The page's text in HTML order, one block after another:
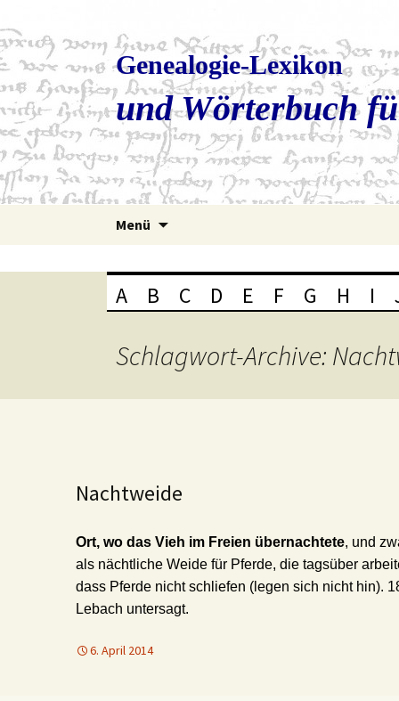
Genealogie-Lexikon
und Wörterbuch
Menü
A B C D E F G H I
Schlagwort-Archive:
Nachtweide
Ort, wo das Vieh im Freien übernachtete, und
als nächtliche Weide für Pferde, die tagsüber
dass Pferde nicht schliefen (legen sich nicht hin).
Lebach untersagt.
6. April 2014